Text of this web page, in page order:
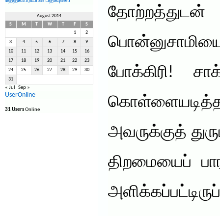
August 2014
S
M W F
S
1
2
3 4 5 6 7 8 9
10 11 12 13 14 15 16
17 18 19 20 21 22 23
24 25 26 27 28 29 30
31
« Jul Sep »
UserOnline
31 UsersOnline
போக்கிரி!
அவருக்குத்
திறமையைப்